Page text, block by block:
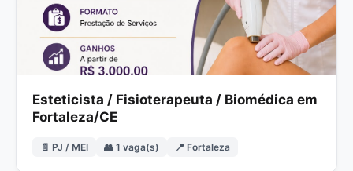
Esteticista / Fisioterapeuta / Biomédica em
Fortaleza/CE
📄 PJ / MEI 👥 1 vaga(s) 📍 Fortaleza